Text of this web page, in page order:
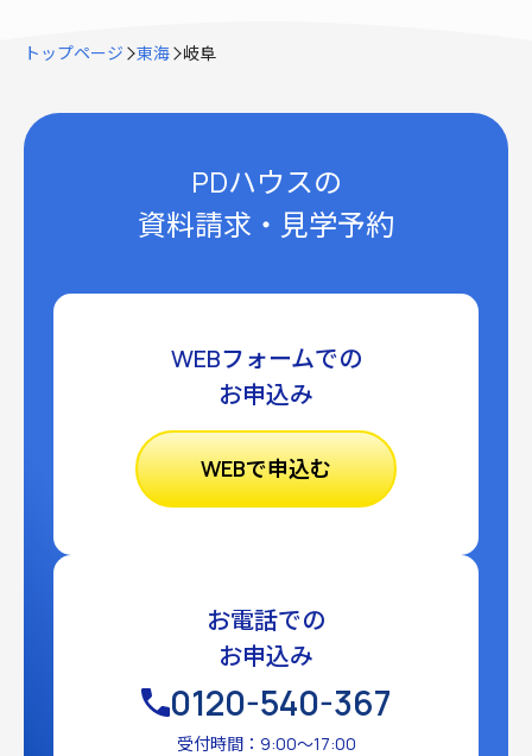
トップページ 東海 岐阜
PDハウスの
資料請求・見学予約
WEBフォームでの
お申込み
WEBで申込む
お電話での
お申込み
0120-540-367
受付時間：9:00〜17:00